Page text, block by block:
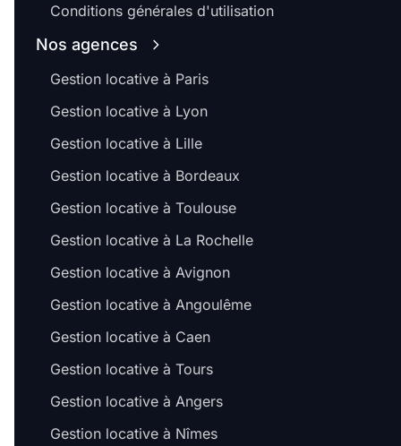
Conditions générales d'utilisation
Nos agences
Gestion locative à Paris
Gestion locative à Lyon
Gestion locative à Lille
Gestion locative à Bordeaux
Gestion locative à Toulouse
Gestion locative à La Rochelle
Gestion locative à Avignon
Gestion locative à Angoulême
Gestion locative à Caen
Gestion locative à Tours
Gestion locative à Angers
Gestion locative à Nîmes